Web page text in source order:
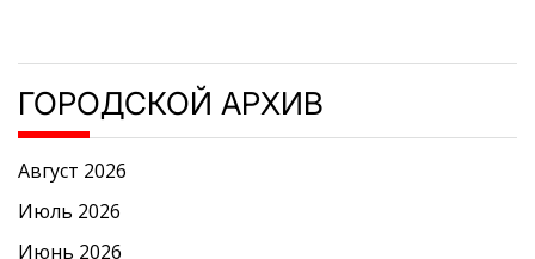
ГОРОДСКОЙ АРХИВ
Август 2026
Июль 2026
Июнь 2026